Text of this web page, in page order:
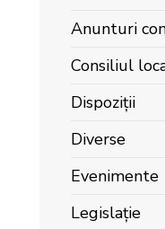
Anunturi
Consiliul
Dispoziții
Diverse
Evenimente
Legislație